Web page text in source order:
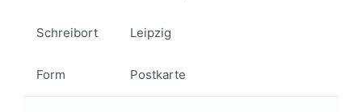
Schreibort Leipzig
Form Postkarte